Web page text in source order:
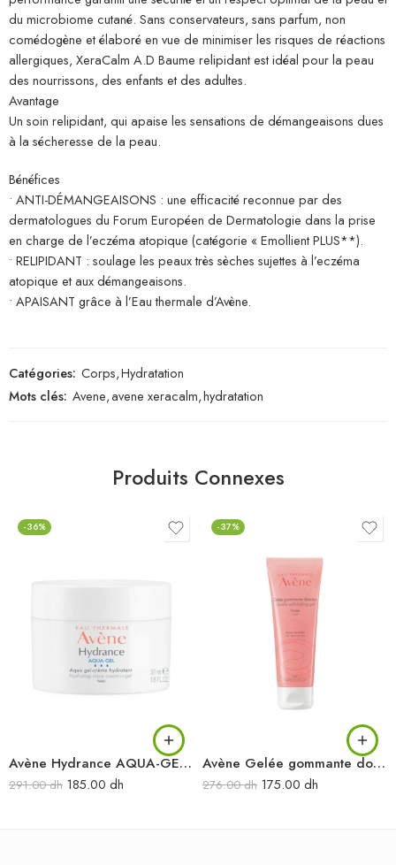
du microbiome cutané. Sans conservateurs, sans parfum, non
comédogène et élaboré en vue de minimiser les risques de réactions
allergiques, XeraCalm A.D Baume relipidant est idéal pour la peau
des nourrissons, des enfants et des adultes.
Avantage
Un soin relipidant, qui apaise les sensations de démangeaisons dues
à la sécheresse de la peau.
Bénéfices
• ANTI-DÉMANGEAISONS : une efficacité reconnue par des
dermatologues du Forum Européen de Dermatologie dans la prise
en charge de l’eczéma atopique (catégorie « Emollient PLUS**).
• RELIPIDANT : soulage les peaux très sèches sujettes à l’eczéma
atopique et aux démangeaisons.
• APAISANT grâce à l’Eau thermale d’Avène.
Catégories: Corps,Hydratation
Mots clés: Avene,avene xeracalm,hydratation
Produits Connexes
-36%
Avène Hydrance AQUA-GEL Aqua gel-crème hydratant 50 ml
291.00dh 185.00 dh
-37%
Avène Gelée gommante douceur 75 ml
276.00dh 175.00 dh